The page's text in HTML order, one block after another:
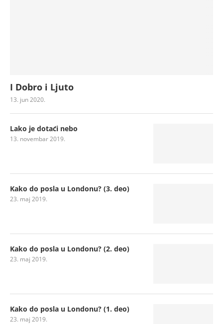
I Dobro i Ljuto
13. jun 2020.
Lako je dotaći nebo
13. novembar 2019.
Kako do posla u Londonu? (3. deo)
23. maj 2019.
Kako do posla u Londonu? (2. deo)
23. maj 2019.
Kako do posla u Londonu? (1. deo)
23. maj 2019.